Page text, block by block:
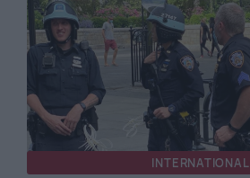
INTERNATIONAL